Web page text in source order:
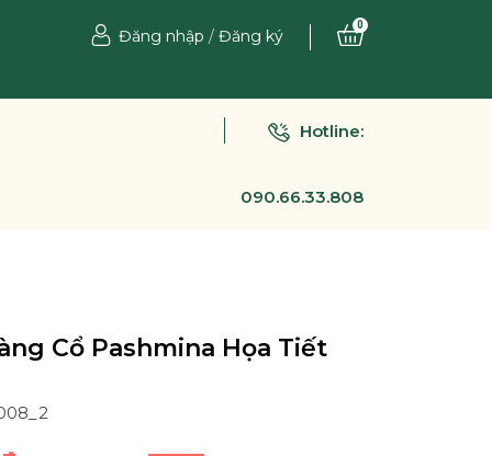
Đăng nhập / Đăng ký
0
Hotline:
090.66.33.808
Cổ Pashmina Họa Tiết